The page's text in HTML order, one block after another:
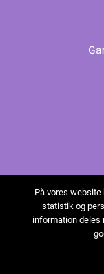
På vores
statistik og
information deles